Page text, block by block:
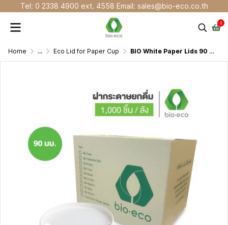
Tel: 0 2338 4900 ext. 4558 Email: sales@bio-eco.co.th
0
Home ... Eco Lid for Paper Cup BIO White Paper Lids 90 mm